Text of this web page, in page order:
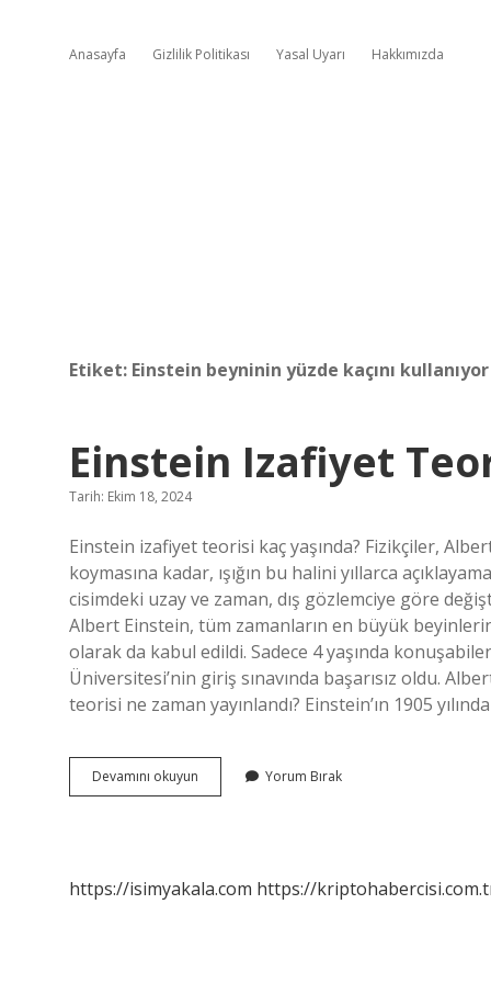
Anasayfa Gizlilik Politikası Yasal Uyarı Hakkımızda
Etiket: Einstein beyninin yüzde kaçını kullanıyor
Einstein Izafiyet
Tarih: Ekim 18, 2024
Einstein izafiyet teorisi kaç yaşında? Fizikçiler,
koymasına kadar, ışığın bu halini yıllarca
cisimdeki uzay ve zaman, dış gözlemciye göre
Albert Einstein, tüm zamanların en büyük
olarak da kabul edildi. Sadece 4 yaşında
Üniversitesi’nin giriş sınavında başarısız oldu.
teorisi ne zaman yayınlandı? Einstein’ın 1905
Devamını okuyun
Izafiyet
Yorum Bırak
https://isimyakala.com https://